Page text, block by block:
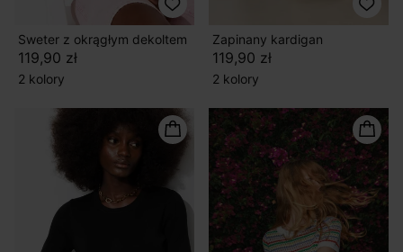
Sweter z okrągłym dekoltem
119,90 zł
2 kolory
Zapinany kardigan
119,90 zł
2 kolory